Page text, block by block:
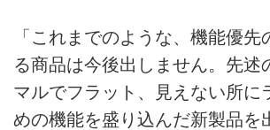
「これまでのような、機能優先
る商品は今後出しません。先述
マルでフラット、見えない所に
めの機能を盛り込んだ新製品を